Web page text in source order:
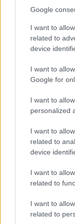
Google
I want to
related to
device
I want to
Google for
I want to
personalized
I want to
related to
device
I want to
related to
I want to
related to
A párom
szakértő
Mindeközben
figyelmet.
megjegyez
ez az élmény
illúzióját kelti
kell energiát
konfliktust sem
félreértik.
Csakhogy az